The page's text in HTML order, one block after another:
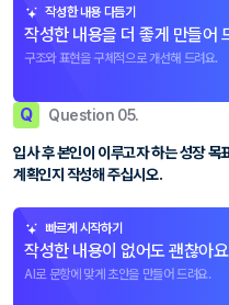
작성한 내용 다듬기
작성한 내용을 더 좋게 만들어
구조와 표현을 구체적으로 개선해 드려요.
Q Question 05.
입사 후 본인이 이루고자 하는 성장 목
계획인지 작성해 주십시오.
빠르게 시작하기
작성한 내용이 없어도 괜찮아
AI로 문항에 맞게 초안을 만들어 드려요.